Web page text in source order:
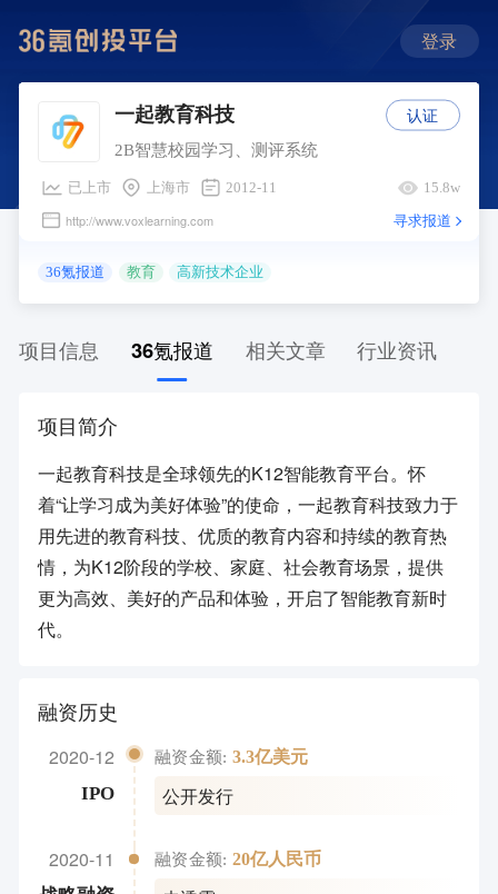
登录
一起教育科技
2B智慧校园学习、测评系统
已上市 上海市 2012-11 15.8w
http://www.voxlearning.com 寻求报道
36氪报道 教育 高新技术企业
认证
项目信息 36氪报道 相关文章 行业资讯
项目简介
一起教育科技是全球领先的K12智能教育平台。怀
着“让学习成为美好体验”的使命，一起教育科技致力于
用先进的教育科技、优质的教育内容和持续的教育热
情，为K12阶段的学校、家庭、社会教育场景，提供
更为高效、美好的产品和体验，开启了智能教育新时
代。
融资历史
2020-12
IPO
融资金额: 3.3亿美元
公开发行
2020-11 融资金额: 20亿人民币